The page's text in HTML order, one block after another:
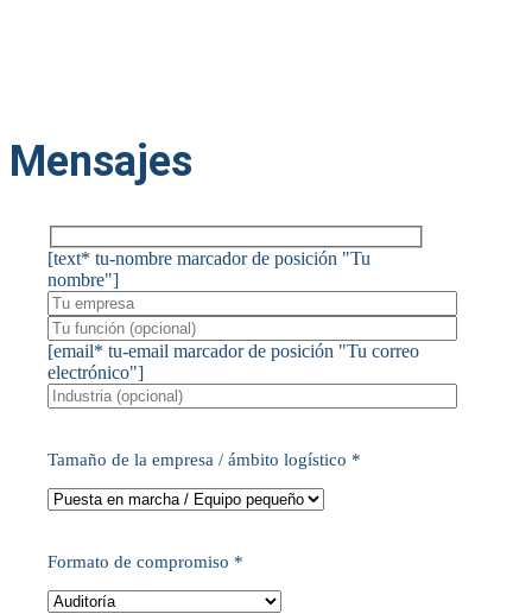
Mensajes
[text* tu-nombre marcador de posición "Tu
nombre"]
[email* tu-email marcador de posición "Tu correo
electrónico"]
Tamaño de la empresa / ámbito logístico *
Formato de compromiso *